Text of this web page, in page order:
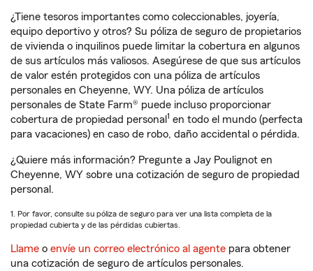
¿Tiene tesoros importantes como coleccionables, joyería,
equipo deportivo y otros? Su póliza de seguro de propietarios
de vivienda o inquilinos puede limitar la cobertura en algunos
de sus artículos más valiosos. Asegúrese de que sus artículos
de valor estén protegidos con una póliza de artículos
personales en Cheyenne, WY. Una póliza de artículos
personales de State Farm® puede incluso proporcionar
cobertura de propiedad personal 1 en todo el mundo (perfecta
para vacaciones) en caso de robo, daño accidental o pérdida.
¿Quiere más información? Pregunte a Jay Poulignot en
Cheyenne, WY sobre una cotización de seguro de propiedad
personal.
1. Por favor, consulte su póliza de seguro para ver una lista completa de la
propiedad cubierta y de las pérdidas cubiertas.
Llame o envíe un correo electrónico al agente para obtener
una cotización de seguro de artículos personales.